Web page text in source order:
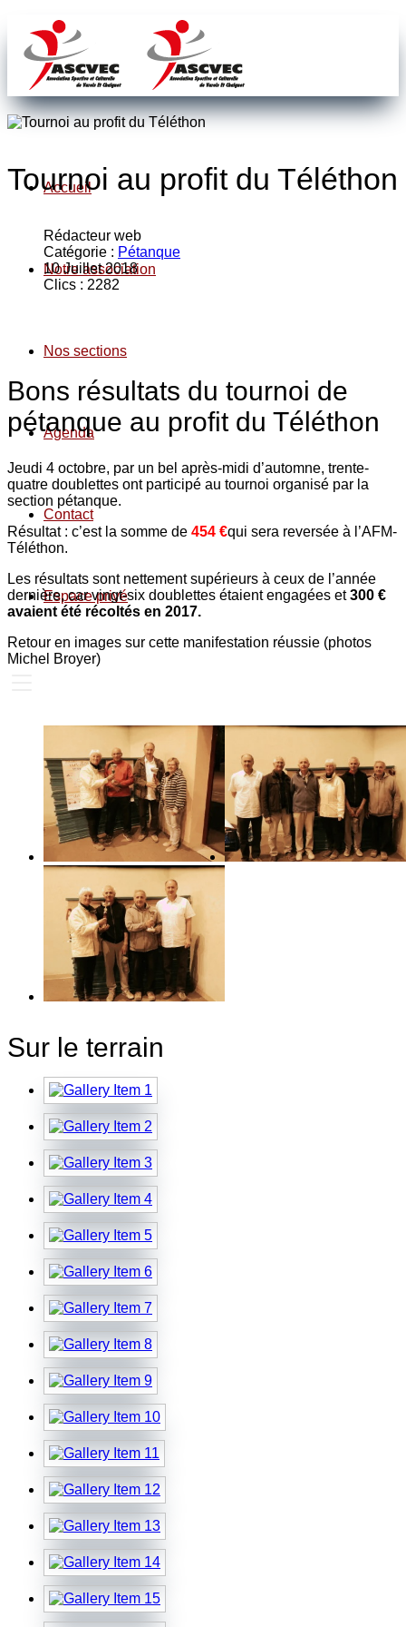
Accueil
Notre association
Nos sections
Agenda
Contact
Espace privé
Tournoi au profit du Téléthon
Rédacteur web
Catégorie : Pétanque
10 Juillet 2018
Clics : 2282
Bons résultats du tournoi de
pétanque au profit du Téléthon
Jeudi 4 octobre, par un bel après-midi d’automne, trente-
quatre doublettes ont participé au tournoi organisé par la
section pétanque.
Résultat : c’est la somme de 454 €qui sera reversée à l’AFM-
Téléthon.
Les résultats sont nettement supérieurs à ceux de l’année
dernière, car vingt-six doublettes étaient engagées et300 €
avaient été récoltés en 2017.
Retour en images sur cette manifestation réussie (photos
Michel Broyer)
Sur le terrain